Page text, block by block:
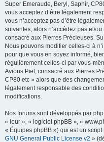
Super Emeraude, Beryl, Saphir,
vous acceptez d’être légalement
vous n’acceptez pas d’être
suivantes, alors n’accédez pas et/
consacré aux Pierres Précieuses.
Nous pouvons modifier celles-ci à
pour que vous en soyez informé,
régulièrement celles-ci par vous-
Avions Piel, consacré aux Pierres
CP80 etc » alors que des
légalement responsable des
modifications.
Nos forums sont développés par
« leur », « logiciel phpBB », «
« Équipes phpBB ») qui est un
GNU General Public License v2 »